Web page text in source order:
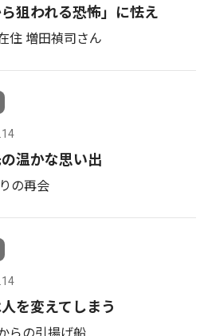
ら狙われる恐怖」に怯え
住 増田禎司さん
温かな思い出
の再会
を変えてしまう